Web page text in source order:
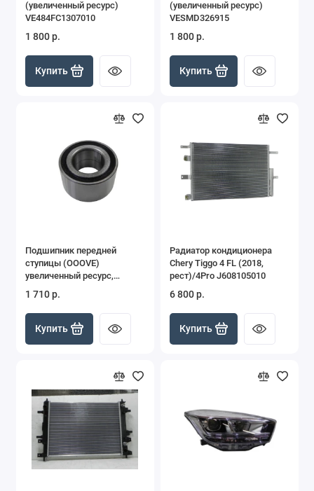
(увеличенный ресурс)
VE484FC1307010
1 800 р.
Купить
(увеличенный ресурс)
VESMD326915
1 800 р.
Купить
Подшипник передней
ступицы (OOOVE)
увеличенный ресурс,
1 710 р.
Купить
Радиатор кондиционера
Chery Tiggo 4 FL (2018,
рест)/4Pro J608105010
6 800 р.
Купить